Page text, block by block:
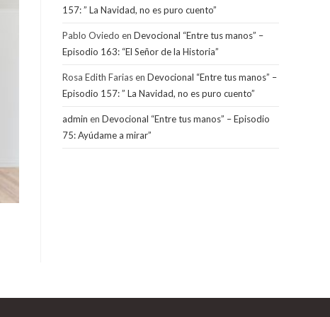
157: ” La Navidad, no es puro cuento”
Pablo Oviedo en Devocional “Entre tus manos” –
Episodio 163: “El Señor de la Historia”
Rosa Edith Fariasen Devocional “Entre tus manos” –
Episodio 157: ” La Navidad, no es puro cuento”
admin en Devocional “Entre tus manos” – Episodio
75: Ayúdame a mirar”